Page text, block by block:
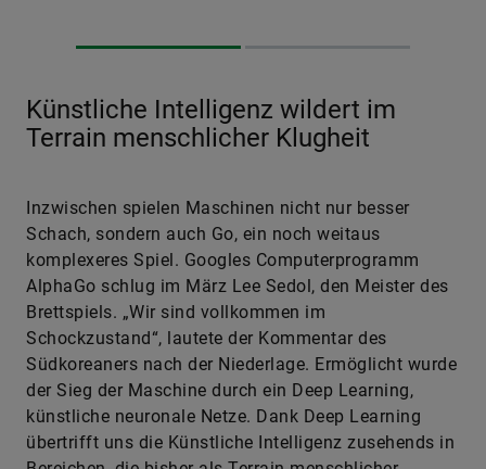
Künstliche Intelligenz wildert im
Terrain menschlicher Klugheit
Inzwischen spielen Maschinen nicht nur besser
Schach, sondern auch Go, ein noch weitaus
komplexeres Spiel. Googles Computerprogramm
AlphaGo schlug im März Lee Sedol, den Meister des
Brettspiels. „Wir sind vollkommen im
Schockzustand“, lautete der Kommentar des
Südkoreaners nach der Niederlage. Ermöglicht wurde
der Sieg der Maschine durch ein Deep Learning,
künstliche neuronale Netze. Dank Deep Learning
übertrifft uns die Künstliche Intelligenz zusehends in